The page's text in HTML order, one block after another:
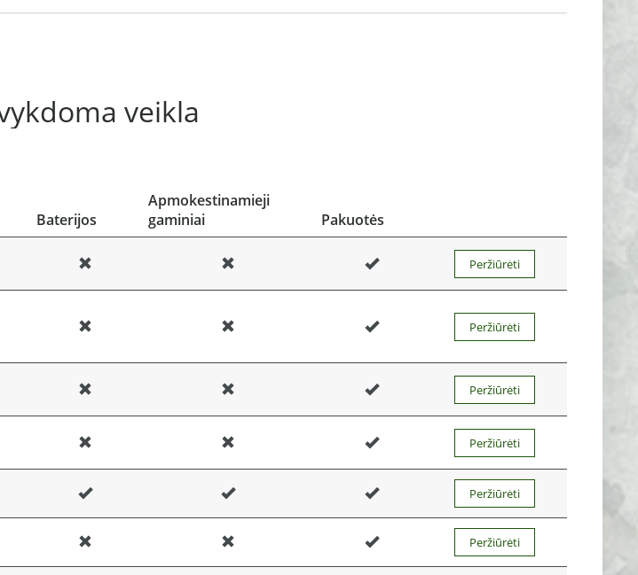
veikla
Baterijos
Apmokestinamieji
gaminiai
Pakuotės
Peržiūrėti
Peržiūrėti
Peržiūrėti
Peržiūrėti
Peržiūrėti
Peržiūrėti